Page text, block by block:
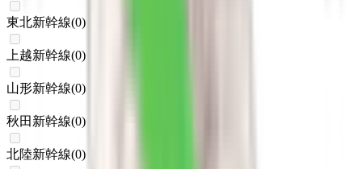
東北新幹線(0)
上越新幹線(0)
山形新幹線(0)
秋田新幹線(0)
北陸新幹線(0)